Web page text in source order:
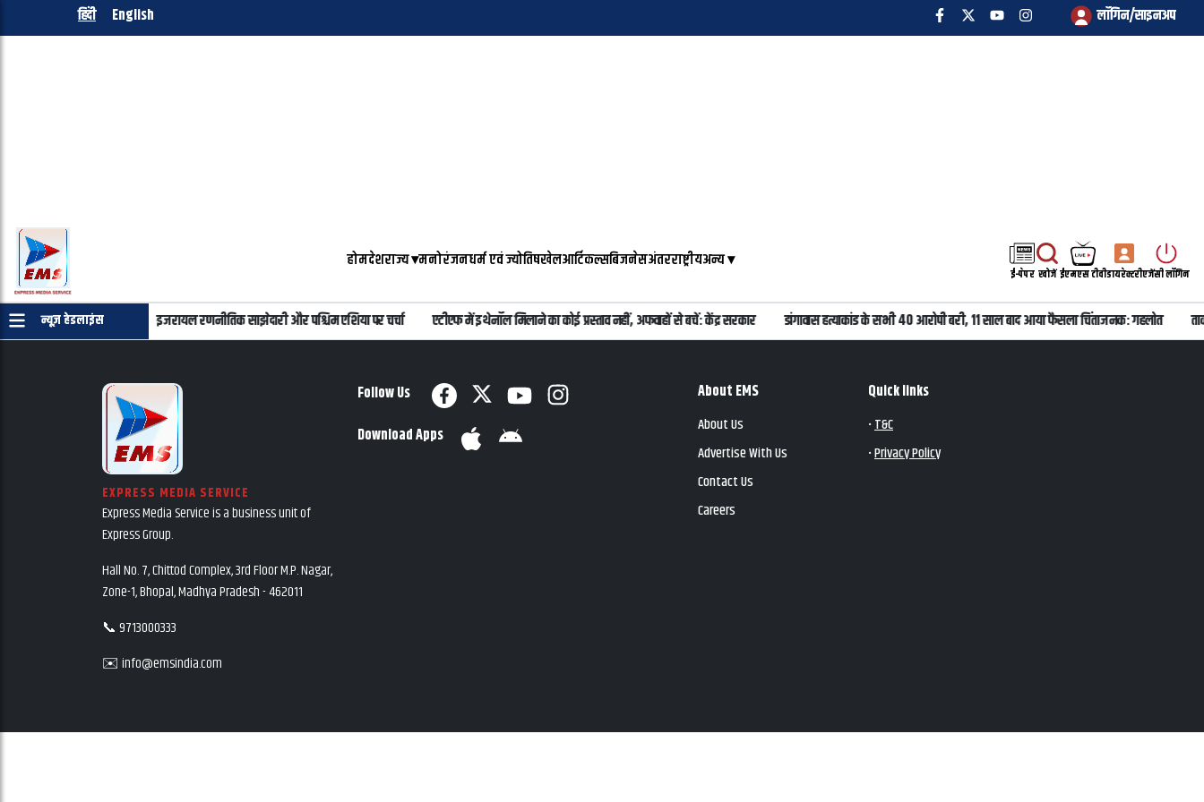
हिंदी English लॉगिन/साइनअप
होमदेशराज्य▾मनोरंजनधर्म एवं ज्योतिषखेलआर्टिकल्सबिजनेसअंतरराष्ट्रीयअन्य▾
ई-पेपर खोजें ईएमएस टीवीडायरेक्टरीएजेंसी लॉगिन
न्यूज़ हेडलाइंस
की फोन पर बातचीत, भारत-इजरायल रणनीतिक साझेदारी और पश्चिम एशिया पर चर्चा एटीएफ में इथेनॉल मिलाने का कोई प्रस्ताव नहीं, अफवाहों से बचें: केंद्र सरकार डांगावास हत्याकांड के सभी 40 आरोपी बरी, 11 साल बाद आया फैसला चिंताजनक: गहलोत
EXPRESS MEDIA SERVICE
Express Media Service is a business unit of
Express Group.
Hall No. 7, Chittod Complex, 3rd Floor M.P. Nagar,
Zone-1, Bhopal, Madhya Pradesh - 462011
📞 9713000333
✉️ info@emsindia.com
Follow Us
Download Apps
About EMS
About Us
Advertise With Us
Contact Us
Careers
Quick links
•T&C
•Privacy Policy